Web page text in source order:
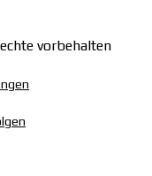
vorbehalten